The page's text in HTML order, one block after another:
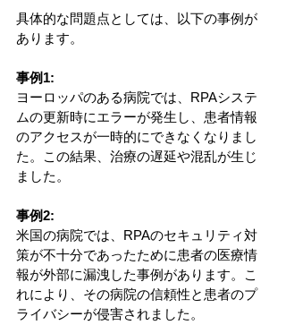
具体的な問題点としては、以下の事例が
あります。
事例1:
ヨーロッパのある病院では、RPAシステ
ムの更新時にエラーが発生し、患者情報
のアクセスが一時的にできなくなりまし
た。この結果、治療の遅延や混乱が生じ
ました。
事例2:
米国の病院では、RPAのセキュリティ対
策が不十分であったために患者の医療情
報が外部に漏洩した事例があります。こ
れにより、その病院の信頼性と患者のプ
ライバシーが侵害されました。